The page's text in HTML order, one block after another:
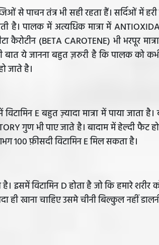
से पाचन तंत्र भी सही रहता हैं। सर्दिओं में
है। पालक में अत्यधिक मात्रा में
(BETA CAROTENE) भी भरपूर
बात ये जानना बहुत ज़रुरी है कि पालक को
जाते है।
E बहुत ज़्यादा मात्रा में पाया जाता है।
गुण भी पाए जाते है। बादाम में हेल्दी फैट
फ़ीसदी विटामिन E मिल सकता है।
इसमें विटामिन D होता है जो कि हमारे शरीर
खाना चाहिए उसमे चीनी बिल्कुल नहीं